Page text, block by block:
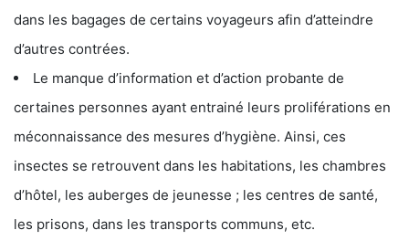
dans les bagages de certains voyageurs afin d’atteindre
d’autres contrées.
Le manque d’information et d’action probante de
certaines personnes ayant entrainé leurs proliférations en
méconnaissance des mesures d’hygiène. Ainsi, ces
insectes se retrouvent dans les habitations, les chambres
d’hôtel, les auberges de jeunesse ; les centres de santé,
les prisons, dans les transports communs, etc.